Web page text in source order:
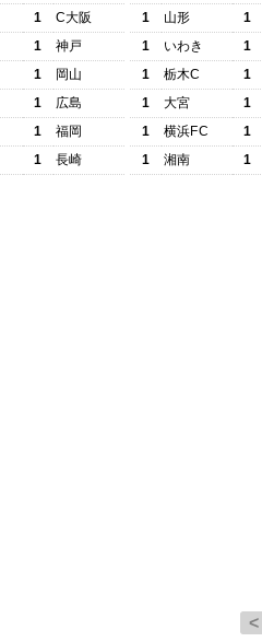
1
C大阪
1
神戸
1
岡山
1
広島
1
福岡
1 長崎
1
山形
1
1
いわき
1
1
栃木C
1
1
大宮
1
1
横浜FC
1
1
湘南 1